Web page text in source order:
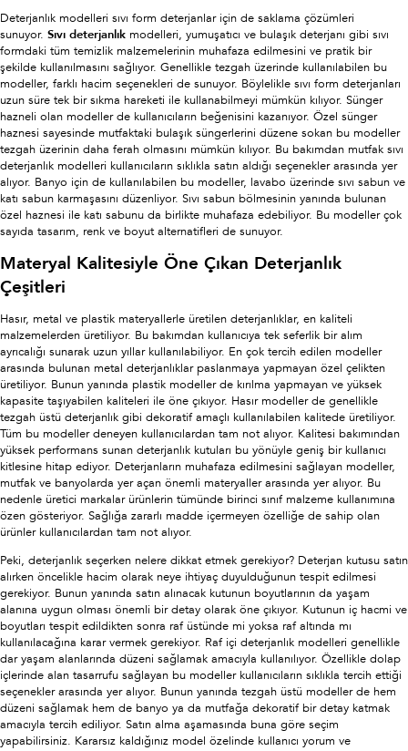
Deterjanlık modelleri sıvı form deterjanlar için de saklama çözümleri
sunuyor. Sıvı deterjanlık modelleri, yumuşatıcı ve bulaşık deterjanı gibi sıvı
formdaki tüm temizlik malzemelerinin muhafaza edilmesini ve pratik bir
şekilde kullanılmasını sağlıyor. Genellikle tezgah üzerinde kullanılabilen bu
modeller, farklı hacim seçenekleri de sunuyor. Böylelikle sıvı form deterjanları
uzun süre tek bir sıkma hareketi ile kullanabilmeyi mümkün kılıyor. Sünger
hazneli olan modeller de kullanıcıların beğenisini kazanıyor. Özel sünger
haznesi sayesinde mutfaktaki bulaşık süngerlerini düzene sokan bu modeller
tezgah üzerinin daha ferah olmasını mümkün kılıyor. Bu bakımdan mutfak sıvı
deterjanlık modelleri kullanıcıların sıklıkla satın aldığı seçenekler arasında yer
alıyor. Banyo için de kullanılabilen bu modeller, lavabo üzerinde sıvı sabun ve
katı sabun karmaşasını düzenliyor. Sıvı sabun bölmesinin yanında bulunan
özel haznesi ile katı sabunu da birlikte muhafaza edebiliyor. Bu modeller çok
sayıda tasarım, renk ve boyut alternatifleri de sunuyor.
Materyal Kalitesiyle Öne Çıkan Deterjanlık
Çeşitleri
Hasır, metal ve plastik materyallerle üretilen deterjanlıklar, en kaliteli
malzemelerden üretiliyor. Bu bakımdan kullanıcıya tek seferlik bir alım
ayrıcalığı sunarak uzun yıllar kullanılabiliyor. En çok tercih edilen modeller
arasında bulunan metal deterjanlıklar paslanmaya yapmayan özel çelikten
üretiliyor. Bunun yanında plastik modeller de kırılma yapmayan ve yüksek
kapasite taşıyabilen kaliteleri ile öne çıkıyor. Hasır modeller de genellikle
tezgah üstü deterjanlık gibi dekoratif amaçlı kullanılabilen kalitede üretiliyor.
Tüm bu modeller deneyen kullanıcılardan tam not alıyor. Kalitesi bakımından
yüksek performans sunan deterjanlık kutuları bu yönüyle geniş bir kullanıcı
kitlesine hitap ediyor. Deterjanların muhafaza edilmesini sağlayan modeller,
mutfak ve banyolarda yer açan önemli materyaller arasında yer alıyor. Bu
nedenle üretici markalar ürünlerin tümünde birinci sınıf malzeme kullanımına
özen gösteriyor. Sağlığa zararlı madde içermeyen özelliğe de sahip olan
ürünler kullanıcılardan tam not alıyor.
Peki, deterjanlık seçerken nelere dikkat etmek gerekiyor? Deterjan kutusu satın
alırken öncelikle hacim olarak neye ihtiyaç duyulduğunun tespit edilmesi
gerekiyor. Bunun yanında satın alınacak kutunun boyutlarının da yaşam
alanına uygun olması önemli bir detay olarak öne çıkıyor. Kutunun iç hacmi ve
boyutları tespit edildikten sonra raf üstünde mi yoksa raf altında mı
kullanılacağına karar vermek gerekiyor. Raf içi deterjanlık modelleri genellikle
dar yaşam alanlarında düzeni sağlamak amacıyla kullanılıyor. Özellikle dolap
içlerinde alan tasarrufu sağlayan bu modeller kullanıcıların sıklıkla tercih ettiği
seçenekler arasında yer alıyor. Bunun yanında tezgah üstü modeller de hem
düzeni sağlamak hem de banyo ya da mutfağa dekoratif bir detay katmak
amacıyla tercih ediliyor. Satın alma aşamasında buna göre seçim
yapabilirsiniz. Kararsız kaldığınız model özelinde kullanıcı yorum ve